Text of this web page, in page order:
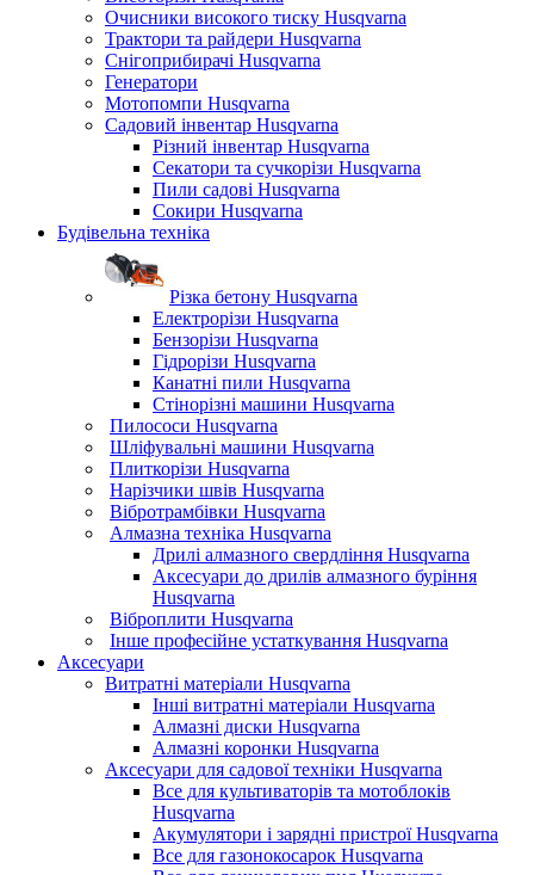
Очисники високого тиску Husqvarna
Трактори та райдери Husqvarna
Снігоприбирачі Husqvarna
Генератори
Мотопомпи Husqvarna
Садовий інвентар Husqvarna
Різний інвентар Husqvarna
Секатори та сучкорізи Husqvarna
Пили садові Husqvarna
Сокири Husqvarna
Будівельна техніка
Різка бетону Husqvarna
Електрорізи Husqvarna
Бензорізи Husqvarna
Гідрорізи Husqvarna
Канатні пили Husqvarna
Стінорізні машини Husqvarna
Пилососи Husqvarna
Шліфувальні машини Husqvarna
Плиткорізи Husqvarna
Нарізчики швів Husqvarna
Вібротрамбівки Husqvarna
Алмазна техніка Husqvarna
Дрилі алмазного свердління Husqvarna
Аксесуари до дрилів алмазного буріння
Husqvarna
Віброплити Husqvarna
Інше професійне устаткування Husqvarna
Аксесуари
Витратні матеріали Husqvarna
Інші витратні матеріали Husqvarna
Алмазні диски Husqvarna
Алмазні коронки Husqvarna
Аксесуари для садової техніки Husqvarna
Все для культиваторів та мотоблоків
Husqvarna
Акумулятори і зарядні пристрої Husqvarna
Все для газонокосарок Husqvarna